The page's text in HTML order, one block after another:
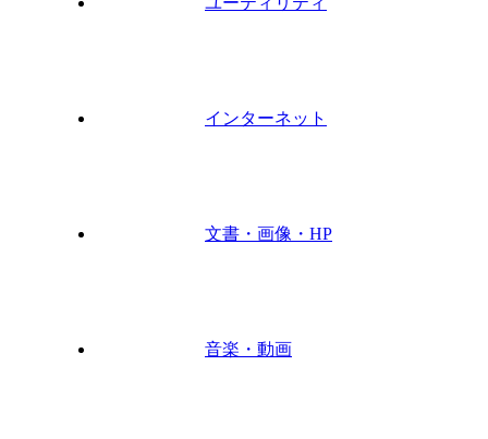
インターネット
文書・画像・HP
音楽・動画